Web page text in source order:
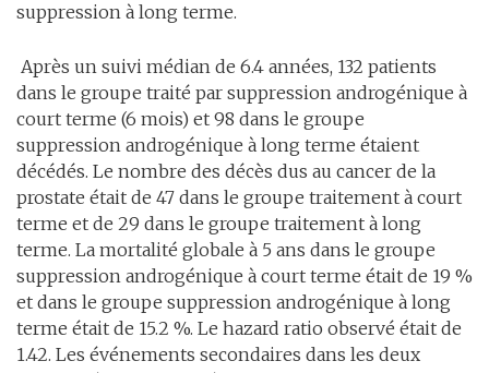
suppression à long terme.
Après un suivi médian de 6.4 années, 132 patients
dans le groupe traité par suppression androgénique à
court terme (6 mois) et 98 dans le groupe
suppression androgénique à long terme étaient
décédés. Le nombre des décès dus au cancer de la
prostate était de 47 dans le groupe traitement à court
terme et de 29 dans le groupe traitement à long
terme. La mortalité globale à 5 ans dans le groupe
suppression androgénique à court terme était de 19 %
et dans le groupe suppression androgénique à long
terme était de 15.2 %. Le hazard ratio observé était de
1.42. Les événements secondaires dans les deux